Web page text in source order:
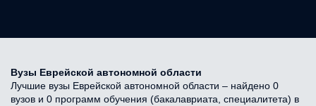
Вузы Еврейской автономной области
Лучшие вузы Еврейской автономной области – найдено 0
вузов и 0 программ обучения (бакалавриата, специалитета) в